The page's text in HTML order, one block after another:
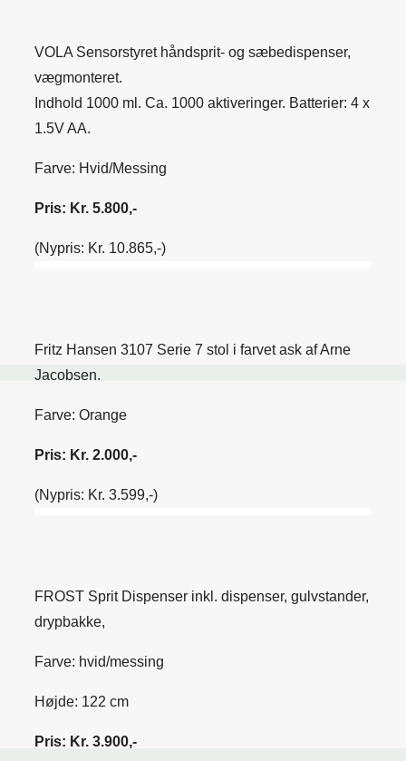
VOLA Sensorstyret håndsprit- og sæbedispenser,
vægmonteret.
Indhold 1000 ml. Ca. 1000 aktiveringer. Batterier: 4 x
1.5V AA.
Farve: Hvid/Messing
Pris: Kr. 5.800,-
(Nypris: Kr. 10.865,-)
Fritz Hansen 3107 Serie 7 stol i farvet ask af Arne
Jacobsen.
Farve: Orange
Pris: Kr. 2.000,-
(Nypris: Kr. 3.599,-)
FROST Sprit Dispenser inkl. dispenser, gulvstander,
drypbakke,
Farve: hvid/messing
Højde: 122 cm
Pris: Kr. 3.900,-